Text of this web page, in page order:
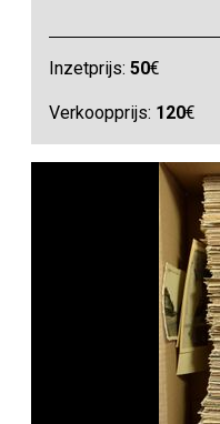
Inzetprijs:50€
Verkoopprijs: 120€